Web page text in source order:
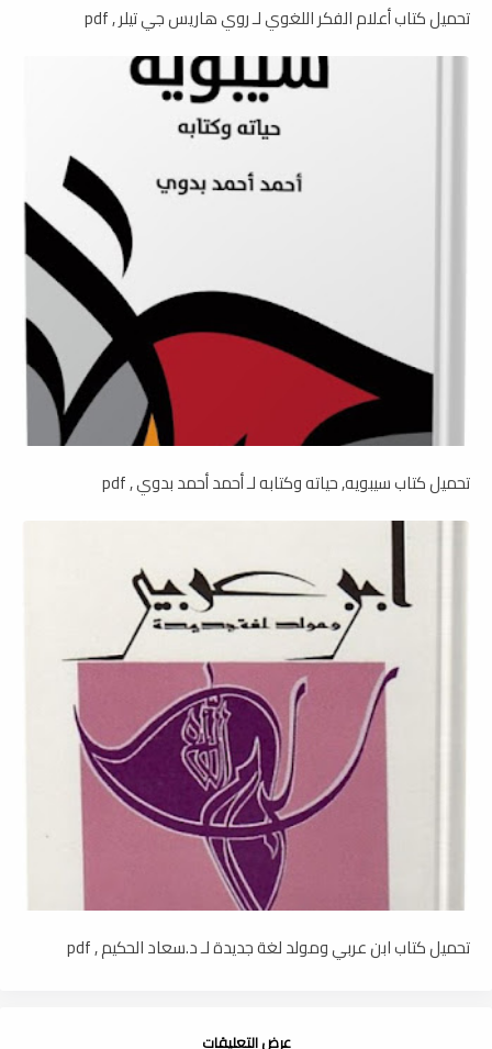
تحميل كتاب أعلام الفكر اللغوي لـ روي هاريس جي تيلر , pdf
تحميل كتاب سيبويه, حياته وكتابه لـ أحمد أحمد بدوي , pdf
تحميل كتاب ابن عربي ومولد لغة جديدة لـ د.سعاد الحكيم , pdf
عرض التعليقات